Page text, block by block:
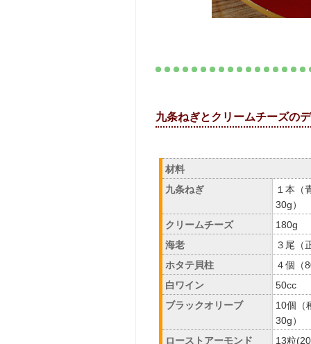
九条ねぎとクリームチー
材料
九条ねぎ
１本（
30g）
クリームチーズ
180g
海老
３尾（
ホタテ貝柱
４個（
白ワイン
50cc
ブラックオリーブ
10個（
30g）
ローストアーモンド
13粒